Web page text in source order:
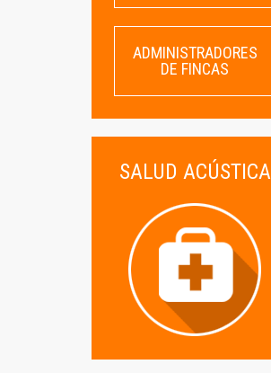
ADMINISTRADORES
DE FINCAS
SALUD ACÚSTICA